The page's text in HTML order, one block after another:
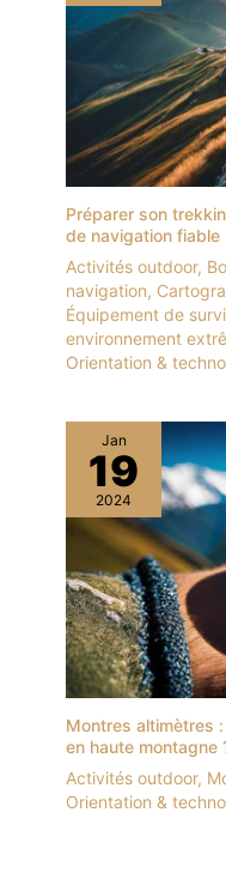
Préparer son
de navigation fiable
Activités outdoor,
navigation,
Équipement de
environnement
Orientation &
Jan
19
2024
Montres altimètres
en haute montagne
Activités outdoor,
Orientation &